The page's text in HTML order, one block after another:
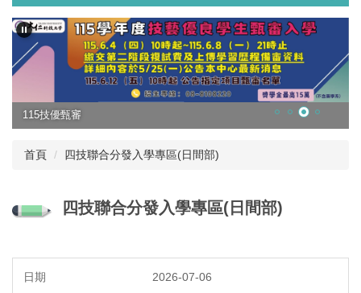
入學大學同等學力認定標準
四技繁星入學專區(日間部)
115技優甄審
首頁 四技聯合分發入學專區(日間部)
四技聯合分發入學專區(日間部)
2026-07-06